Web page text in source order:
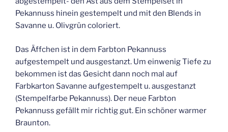
Pekannuss hinein gestempelt und mit den Blends in
Savanne u. Olivgrün coloriert.
Das Äffchen ist in dem Farbton Pekannuss
aufgestempelt und ausgestanzt. Um einwenig Tiefe zu
bekommen ist das Gesicht dann noch mal auf
Farbkarton Savanne aufgestempelt u. ausgestanzt
(Stempelfarbe Pekannuss). Der neue Farbton
Pekannuss gefällt mir richtig gut. Ein schöner warmer
Braunton.